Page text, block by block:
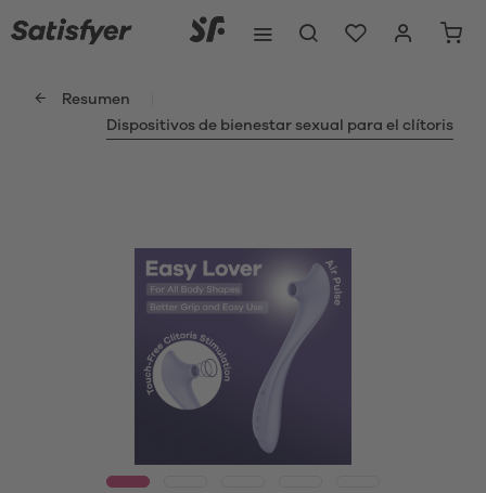
Resumen
Dispositivos de bienestar sexual para el clítoris